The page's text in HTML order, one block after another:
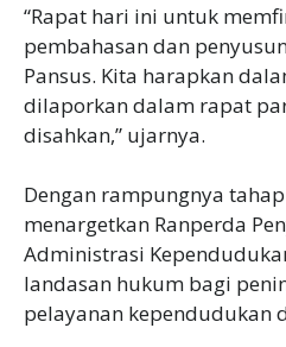
‎“Rapat hari ini untuk
pembahasan dan
Pansus. Kita harapkan
dilaporkan dalam rapat
disahkan,” ujarnya.
‎Dengan rampungnya
menargetkan Ranperda
Administrasi
landasan hukum bagi
pelayanan kependudukan